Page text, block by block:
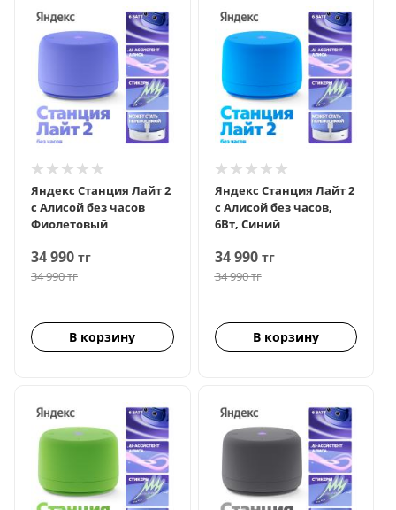
Яндекс Станция Лайт 2
с Алисой без часов
Фиолетовый
34 990 тг
34 990тг
В корзину
Яндекс Станция Лайт 2
с Алисой без часов,
6Вт, Синий
34 990тг
34 990тг
В корзину